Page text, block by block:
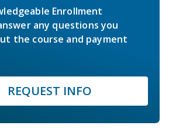
Enrollment
any questions you
the course and payment
REQUEST INFO